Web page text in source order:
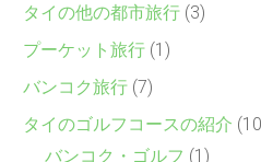
タイの他の都市旅行 (3)
プーケット旅行 (1)
バンコク旅行 (7)
タイのゴルフコースの紹介
バンコク・ゴルフ (1)